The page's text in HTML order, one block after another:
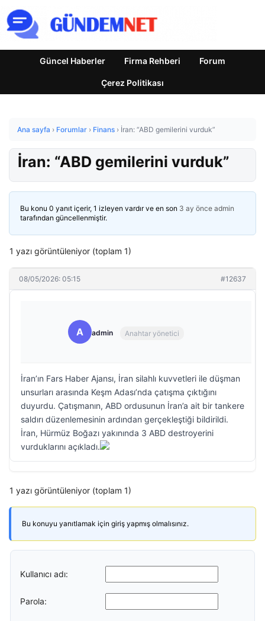
Güncel Haberler Firma Rehberi Forum
Çerez Politikası
Ana sayfa › Forumlar › Finans › İran: “ABD gemilerini vurduk”
İran: “ABD gemilerini vurduk”
Bu konu 0 yanıt içerir, 1 izleyen vardır ve en son 3 ay önce admin
tarafından güncellenmiştir.
1 yazı görüntüleniyor (toplam 1)
08/05/2026: 05:15 #12637
A admin Anahtar yönetici
İran’ın Fars Haber Ajansı, İran silahlı kuvvetleri ile düşman
unsurları arasında Keşm Adası’nda çatışma çıktığını
duyurdu. Çatışmanın, ABD ordusunun İran’a ait bir tankere
saldırı düzenlemesinin ardından gerçekleştiği bildirildi.
İran, Hürmüz Boğazı yakınında 3 ABD destroyerini
vurduklarını açıkladı.
1 yazı görüntüleniyor (toplam 1)
Bu konuyu yanıtlamak için giriş yapmış olmalısınız.
Kullanıcı adı:
Parola: